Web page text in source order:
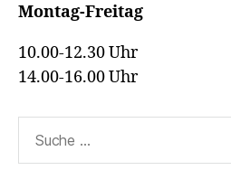
Montag-Freitag
10.00-12.30 Uhr
14.00-16.00 Uhr
nach: